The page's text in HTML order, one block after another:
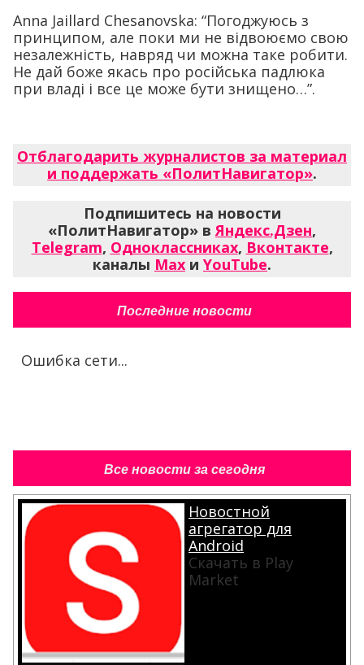
Anna Jaillard Chesanovska: “Погоджуюсь з
принципом, але поки ми не відвоюємо свою
незалежність, навряд чи можна таке робити.
Не дай боже якась про російська падлюка
при владі і все це може бути знищено…”.
Отблагодарить журналистов за материал
и поддержать «ПолитНавигатор».
Подпишитесь на новости
«ПолитНавигатор» вЯндекс.Дзен,
Telegram, Одноклассниках, Вконтакте,
каналы Max и YouTube.
Последние новости
Ошибка сети...
Все новости за сегодня
Новостной
агрегатор для
Android
Скачать в Play
Market